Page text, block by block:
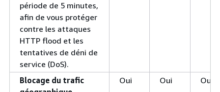
période de 5 minutes,
afin de vous protéger
contre les attaques
HTTP flood et les
tentatives de déni de
service (DoS).
Blocage du trafic
Oui Oui Oui